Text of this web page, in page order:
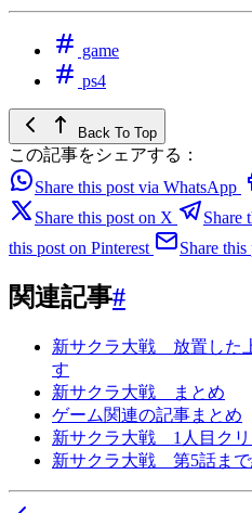
game
ps4
Back To Top
この記事をシェアする：
Share this post via WhatsApp
Share this post on X
Share
this post on Pinterest
Share
関連記事#
新サクラ大戦 放置した
す
新サクラ大戦 まとめ
ゲーム関連の記事まとめ
新サクラ大戦 1人目ク
新サクラ大戦 第5話ま